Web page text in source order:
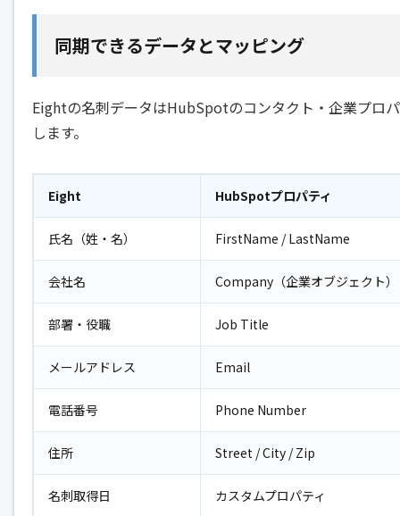
同期できるデータとマッピング
Eightの名刺データはHubSpotのコンタクト・企業プロ
します。
Eight HubSpotプロパティ
氏名（姓・名） FirstName / LastName
会社名 Company（企業オブジェクト）
部署・役職 Job Title
メールアドレス Email
電話番号 Phone Number
住所 Street / City / Zip
名刺取得日 カスタムプロパティ